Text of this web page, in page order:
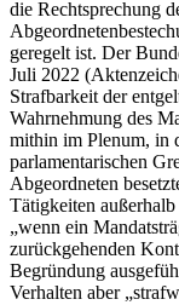
die Rechtsprechung
geregelt ist. Der
Juli 2022
Strafbarkeit der
Wahrnehmung des
mithin im Plenum, in
parlamentarischen
Abgeordneten
Tätigkeiten
„wenn ein
zurückgehenden
Begründung
Verhalten aber